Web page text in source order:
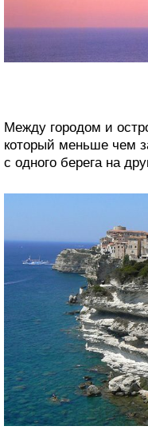
Между городом и
который меньше чем
с одного берега на